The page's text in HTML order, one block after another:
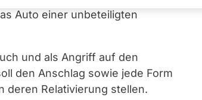
Auto einer unbeteiligten
und als Angriff auf den
den Anschlag sowie jede Form
deren Relativierung stellen.